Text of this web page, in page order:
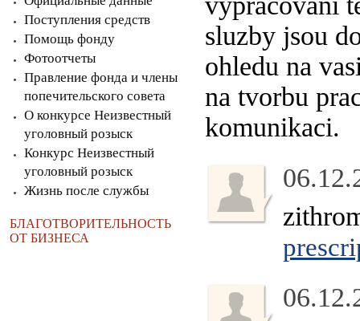
Поступления средств
Помощь фонду
Фотоотчеты
Правление фонда и члены
попечительского совета
О конкурсе Неизвестный
уголовный розыск
Конкурс Неизвестный
уголовный розыск
Жизнь после службы
БЛАГОТВОРИТЕЛЬНОСТЬ
ОТ БИЗНЕСА
sluzby jsou
ohledu na
na tvorbu
komunikaci.